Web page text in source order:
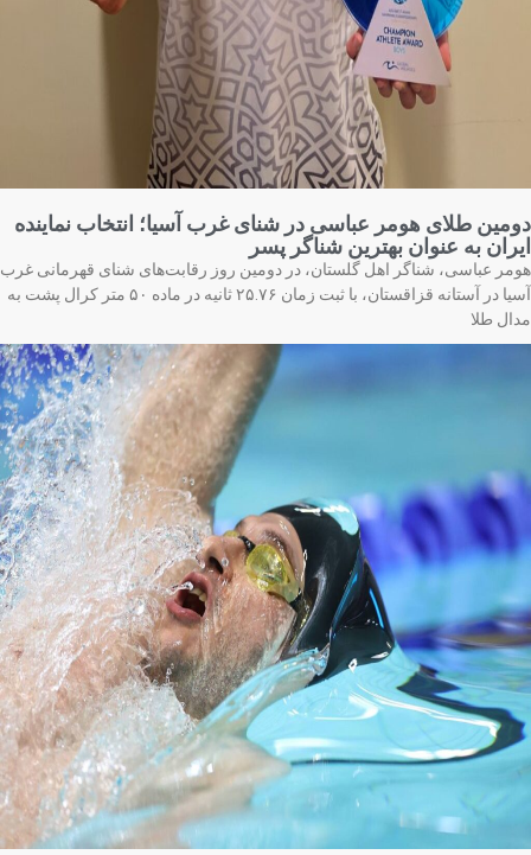
طلای هومر عباسی در شنای غرب آسیا؛ انتخاب نماینده
به عنوان بهترین شناگر پسر
عباسی، شناگر اهل گلستان، در دومین روز رقابت‌های شنای قهرمانی غرب
آسیا در آستانه قزاقستان، با ثبت زمان ۲۵.۷۶ ثانیه در ماده ۵۰ متر کرال پشت به
طلا